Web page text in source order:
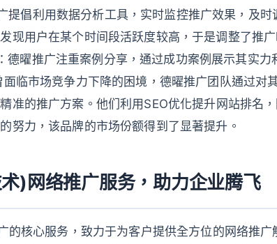
倡利用数据分析工具，实时监控推广效果，及时
现用户在某个时间段活跃度较高，于是调整了推
曜推广注重案例分享，通过成功案例展示其实力
临市场竞争力下降的困境，德曜推广团队通过对
准的推广方案。他们利用SEO优化提升网站排名
努力，该品牌的市场份额得到了显著提升。
)网络推广服务，助力企业腾飞
的核心服务，致力于为客户提供全方位的网络推广